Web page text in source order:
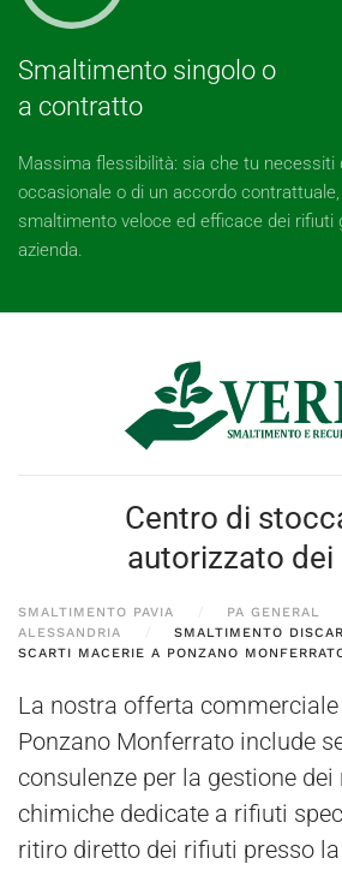
Smaltimento singolo o
a contratto
Massima flessibilità: sia che tu necessiti
occasionale o di un accordo
smaltimento veloce ed efficace dei rifiuti
azienda.
Centro di
autorizzato dei
SMALTIMENTO PAVIA PA GENERAL
ALESSANDRIA
SMALTIMENTO
SCARTI MACERIE A PONZANO
La nostra offerta
Ponzano Monferrato include
consulenze per la gestione
chimiche dedicate a rifiuti
ritiro diretto dei rifiuti presso